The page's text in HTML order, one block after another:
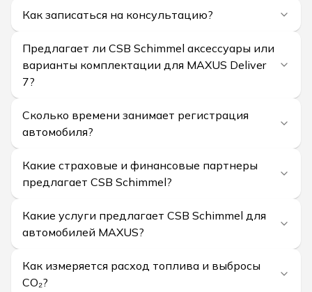
Как записаться на консультацию?
Предлагает ли CSB Schimmel аксессуары или
варианты комплектации для MAXUS Deliver
7?
Сколько времени занимает регистрация
автомобиля?
Какие страховые и финансовые партнеры
предлагает CSB Schimmel?
Какие услуги предлагает CSB Schimmel для
автомобилей MAXUS?
Как измеряется расход топлива и выбросы
CO₂?